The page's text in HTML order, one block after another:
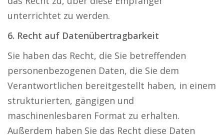
unterrichtet zu werden.
6. Recht auf Datenübertragbarkeit
Sie haben das Recht, die Sie betreffenden
personenbezogenen Daten, die Sie dem
Verantwortlichen bereitgestellt haben, in einem
strukturierten, gängigen und
maschinenlesbaren Format zu erhalten.
Außerdem haben Sie das Recht diese Daten